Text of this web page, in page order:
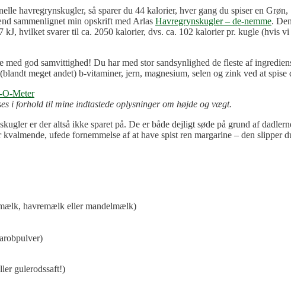
havregrynskugler, så sparer du 44 kalorier, hver gang du spiser en
sammenlignet min opskrift med Arlas Havregrynskugler – de-nemme.
kJ, hvilket svarer til ca. 2050 kalorier, dvs. ca. 102 kalorier pr. kugle
god samvittighed! Du har med stor sandsynlighed de fleste af
meget andet) b-vitaminer, jern, magnesium, selen og zink ved at spise
Meter
i forhold til mine indtastede oplysninger om højde og vægt.
er der altså ikke sparet på. De er både dejligt søde på grund af
ufede fornemmelse af at have spist ren margarine – den slipper
havremælk eller mandelmælk)
gulerodssaft!)